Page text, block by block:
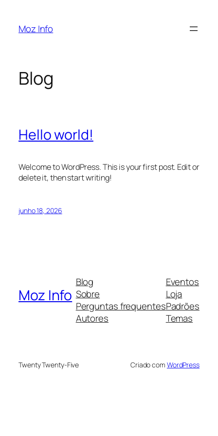
Moz Info
Blog
Hello world!
Welcome to WordPress. This is your first post. Edit or
delete it, then start writing!
junho 18, 2026
Moz Info
Blog
Sobre
Perguntas frequentes
Autores
Eventos
Loja
Padrões
Temas
Twenty Twenty-Five Criado com WordPress